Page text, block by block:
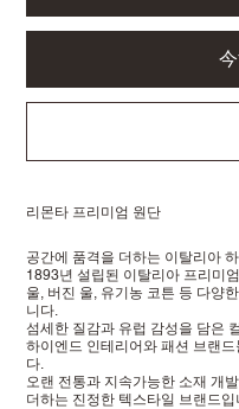
리몬타 프리미엄 원단
공간에 품격을 더하는 이탈리아
1893년 설립된 이탈리아 프리미
울, 버진 울, 유기농 코튼 등 다양
니다.
섬세한 질감과 유럽 감성을 담은
하이엔드 인테리어와 패션 브랜
다.
오랜 전통과 지속가능한 소재 개
더하는 진정한 텍스타일 브랜드입